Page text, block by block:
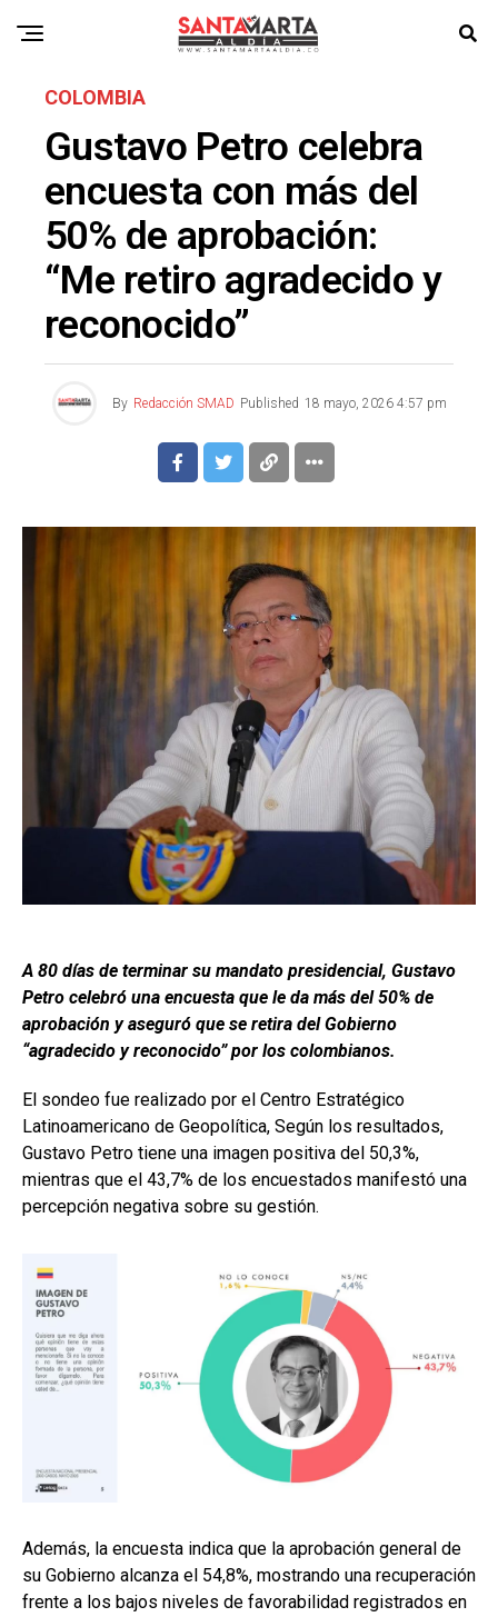
COLOMBIA
Gustavo Petro celebra
encuesta con más del
50% de aprobación:
“Me retiro agradecido y
reconocido”
By Redacción SMAD Published 18 mayo, 2026 4:57 pm
A 80 días de terminar su mandato presidencial, Gustavo
Petro celebró una encuesta que le da más del 50% de
aprobación y aseguró que se retira del Gobierno
“agradecido y reconocido” por los colombianos.
El sondeo fue realizado por el Centro Estratégico
Latinoamericano de Geopolítica, Según los resultados,
Gustavo Petro tiene una imagen positiva del 50,3%,
mientras que el 43,7% de los encuestados manifestó una
percepción negativa sobre su gestión.
Además, la encuesta indica que la aprobación general de
su Gobierno alcanza el 54,8%, mostrando una recuperación
frente a los bajos niveles de favorabilidad registrados en